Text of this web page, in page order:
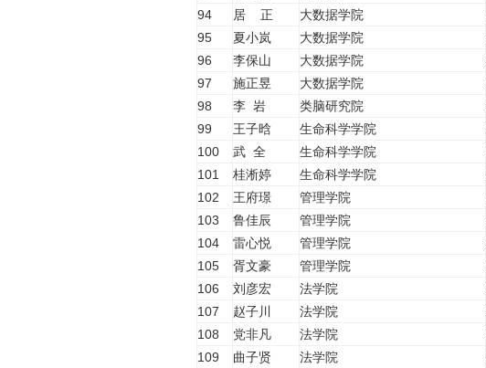
94
居 正 大数据学院
95
夏小岚 大数据学院
96
李保山 大数据学院
97
施正昱 大数据学院
98
李 岩 类脑研究院
99
王子晗 生命科学学院
100
武 全 生命科学学院
101
桂淅婷 生命科学学院
102
王府璟 管理学院
103
鲁佳辰 管理学院
104
雷心悦 管理学院
105
胥文豪 管理学院
106
刘彦宏 法学院
107
赵子川 法学院
108
党非凡 法学院
109
曲子贤 法学院